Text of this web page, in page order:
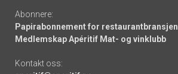
Abonnere:
Papirabonnement for restaurantbransjen
Medlemskap Apéritif Mat- og vinklubb
Kontakt oss: